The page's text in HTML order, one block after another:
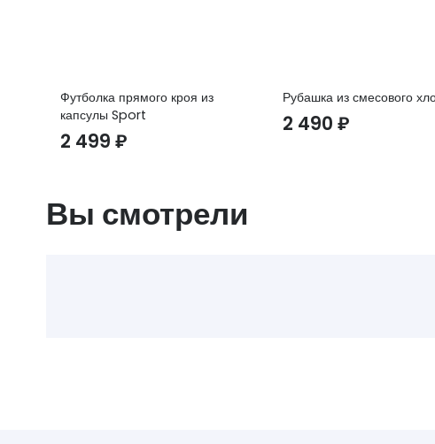
Футболка прямого кроя из
капсулы Sport
2 499 ₽
Рубашка из смесового
2 490₽
Вы смотрели